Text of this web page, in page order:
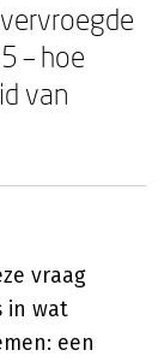
– hoe
van
vraag
in wat
een